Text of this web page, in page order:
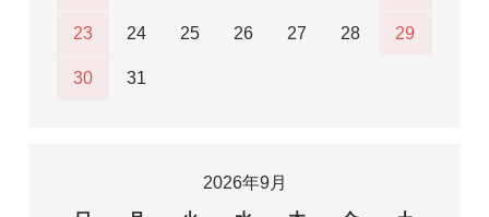
23 24 25 26 27 28 29
30 31
2026年9月